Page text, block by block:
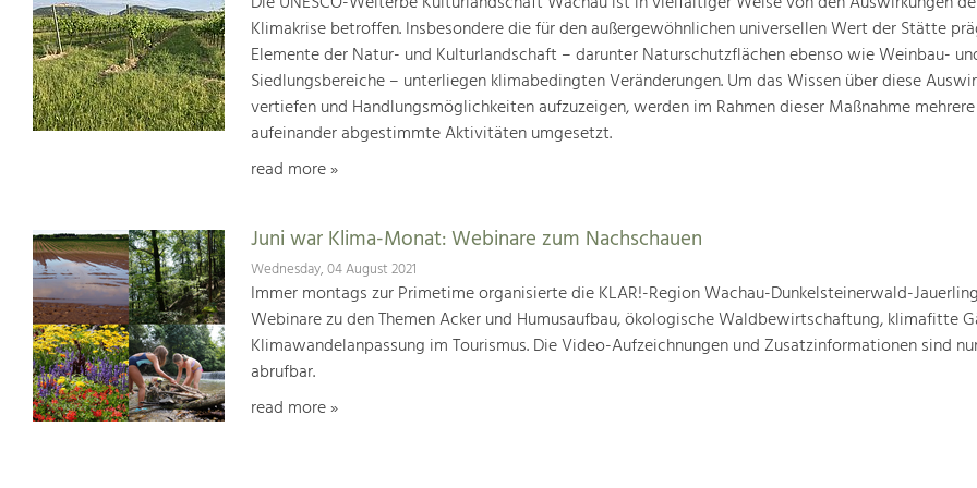
Klimakrise betroffen. Insbesondere die für den außergewöhnlichen universellen Wert der Stätte
Elemente der Natur- und Kulturlandschaft – darunter Naturschutzflächen ebenso wie Weinbau-
Siedlungsbereiche – unterliegen klimabedingten Veränderungen. Um das Wissen über diese
vertiefen und Handlungsmöglichkeiten aufzuzeigen, werden im Rahmen dieser Maßnahme mehrere
aufeinander abgestimmte Aktivitäten umgesetzt.
read more »
Juni war Klima-Monat: Webinare zum Nachschauen
Wednesday, 04 August 2021
Immer montags zur Primetime organisierte die KLAR!-Region Wachau-Dunkelsteinerwald-
Webinare zu den Themen Acker und Humusaufbau, ökologische Waldbewirtschaftung, klimafitte
Klimawandelanpassung im Tourismus. Die Video-Aufzeichnungen und Zusatzinformationen sind
abrufbar.
read more »